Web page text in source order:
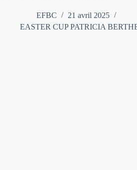
EFBC
21 avril 2025
EASTER CUP PATRICIA